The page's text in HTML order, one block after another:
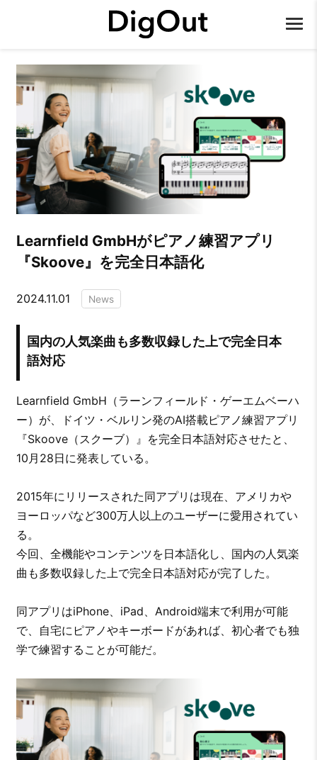
Learnfield GmbHがピアノ練習アプリ
『Skoove』を完全日本語化
2024.11.01 News
国内の人気楽曲も多数収録した上で完全日本
語対応
Learnfield GmbH（ラーンフィールド・ゲーエムベーハ
ー）が、ドイツ・ベルリン発のAI搭載ピアノ練習アプリ
『Skoove（スクーブ）』を完全日本語対応させたと、
10月28日に発表している。
2015年にリリースされた同アプリは現在、アメリカや
ヨーロッパなど300万人以上のユーザーに愛用されてい
る。
今回、全機能やコンテンツを日本語化し、国内の人気楽
曲も多数収録した上で完全日本語対応が完了した。
同アプリはiPhone、iPad、Android端末で利用が可能
で、自宅にピアノやキーボードがあれば、初心者でも独
学で練習することが可能だ。